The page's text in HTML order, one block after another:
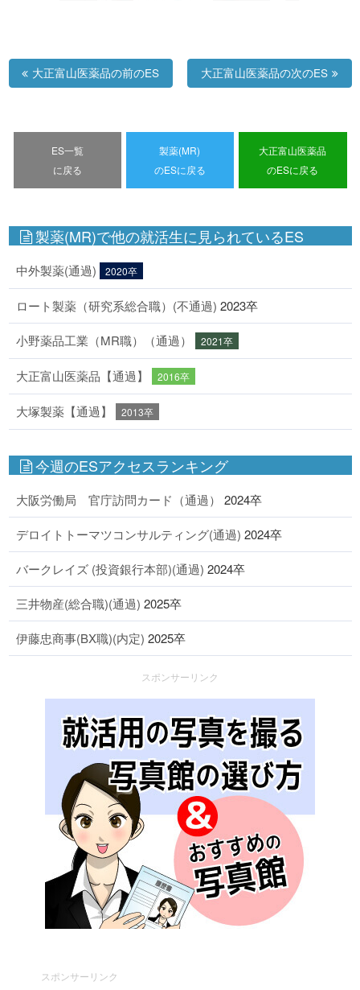
大正富山医薬品の前のES 大正富山医薬品の次のES
ES一覧
に戻る
製薬(MR)
のESに戻る
大正富山医薬品
のESに戻る
製薬(MR)で他の就活生に見られているES
中外製薬(通過) 2020卒
ロート製薬（研究系総合職）(不通過) 2023卒
小野薬品工業（MR職）（通過） 2021卒
大正富山医薬品【通過】 2016卒
大塚製薬【通過】 2013卒
今週のESアクセスランキング
大阪労働局 官庁訪問カード（通過） 2024卒
デロイトトーマツコンサルティング(通過) 2024卒
バークレイズ (投資銀行本部)(通過) 2024卒
三井物産(総合職)(通過) 2025卒
伊藤忠商事(BX職)(内定) 2025卒
スポンサーリンク
スポンサーリンク